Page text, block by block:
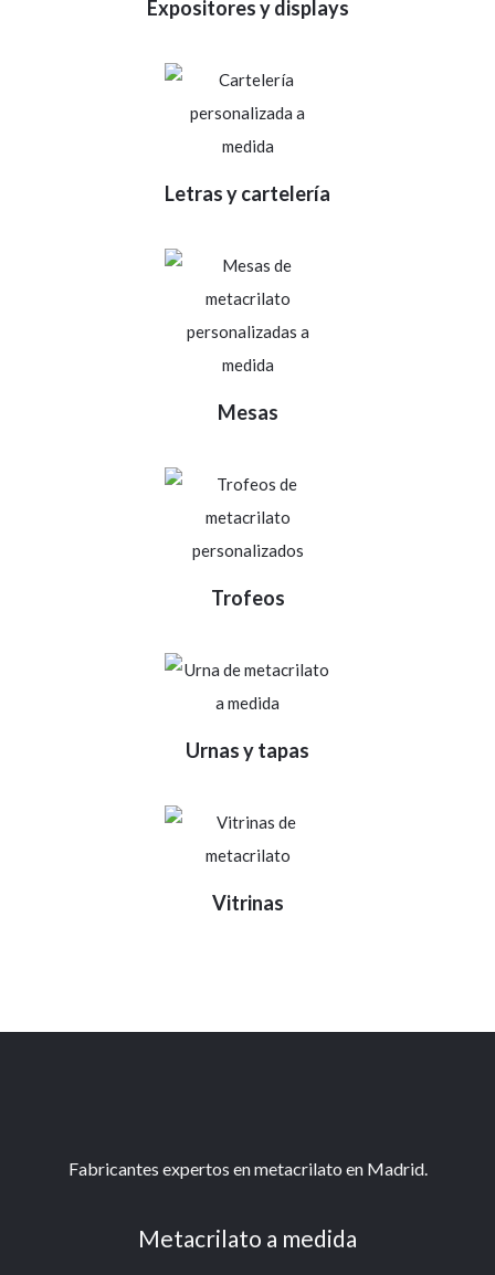
Expositores y displays
Letras y cartelería
Mesas
Trofeos
Urnas y tapas
Vitrinas
Fabricantes expertos en metacrilato en Madrid.
Metacrilato a medida